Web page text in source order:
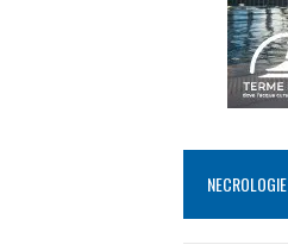
NECROLOGIE